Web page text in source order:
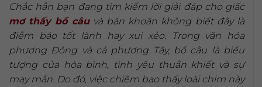
Chắc hẳn bạn đang tìm kiếm lời giải đáp cho giấc
mơ thấy bồ câuvà băn khoăn không biết đây là
điềm báo tốt lành hay xui xẻo. Trong văn hóa
phương Đông và cả phương Tây, bồ câu là biểu
tượng của hòa bình, tình yêu thuần khiết và sự
may mắn. Do đó, việc chiêm bao thấy loài chim này